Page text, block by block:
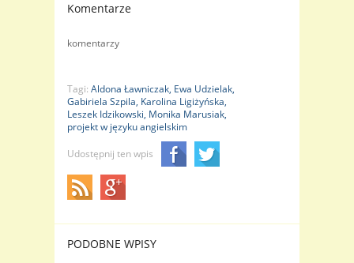
Komentarze
komentarzy
Tagi: Aldona Ławniczak, Ewa Udzielak,
Gabiriela Szpila, Karolina Ligiżyńska,
Leszek Idzikowski, Monika Marusiak,
projekt w języku angielskim
Udostępnij ten wpis
PODOBNE WPISY